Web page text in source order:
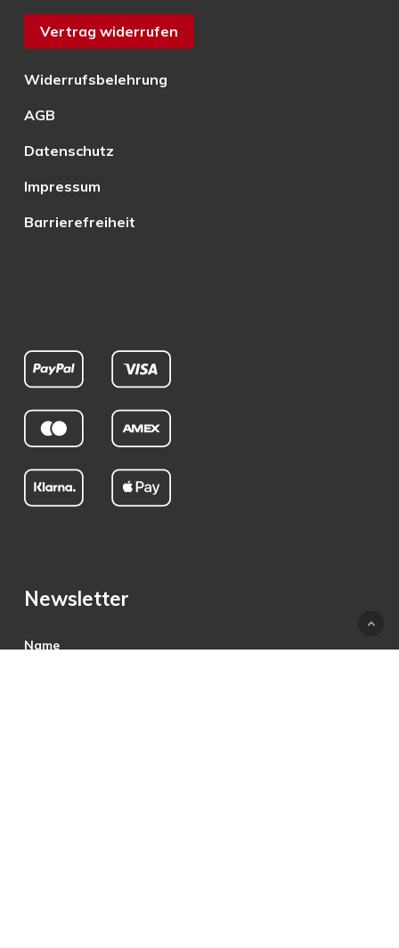
Vertrag widerrufen
Widerrufsbelehrung
AGB
Datenschutz
Impressum
Barrierefreiheit
Newsletter
Name